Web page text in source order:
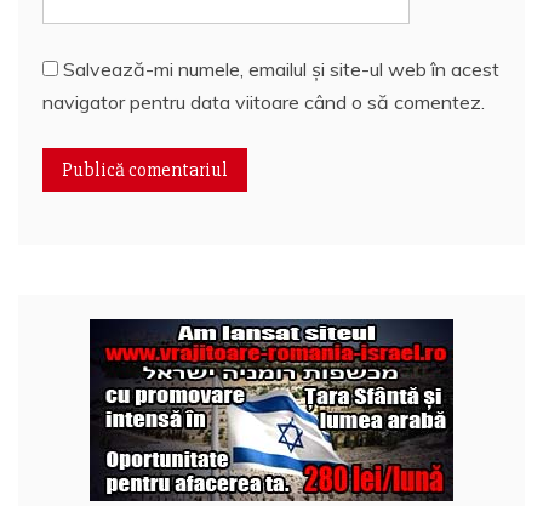
Salvează-mi numele, emailul și site-ul web în acest
navigator pentru data viitoare când o să comentez.